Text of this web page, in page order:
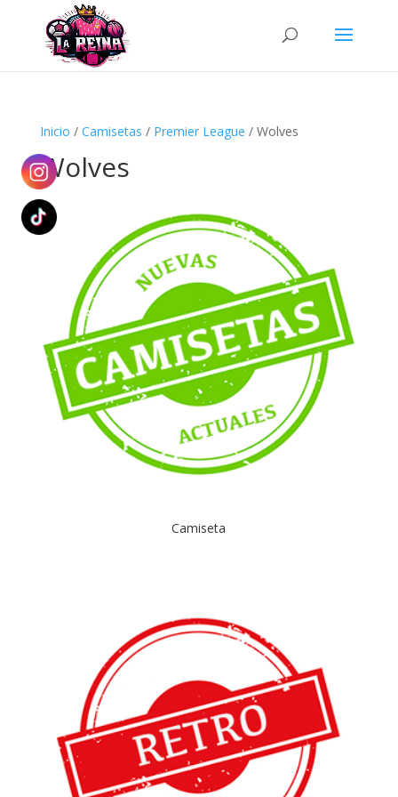
Búsqueda
productos
Inicio / Camisetas / Premier League / Wolves
Wolves
Camiseta